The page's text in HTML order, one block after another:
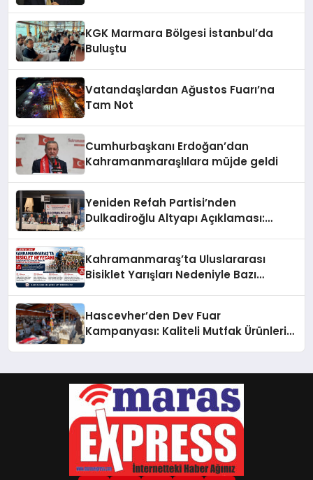
KGK Marmara Bölgesi İstanbul’da
Buluştu
Vatandaşlardan Ağustos Fuarı’na
Tam Not
Cumhurbaşkanı Erdoğan’dan
Kahramanmaraşlılara müjde geldi
Yeniden Refah Partisi’nden
Dulkadiroğlu Altyapı Açıklaması:
Kahramanmaraş’ta Uluslararası
Bisiklet Yarışları Nedeniyle Bazı
Hascevher’den Dev Fuar
Kampanyası: Kaliteli Mutfak Ürünleri